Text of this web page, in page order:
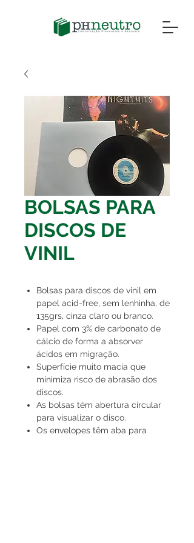
BOLSAS PARA
DISCOS DE
VINIL
Bolsas para discos de vinil em
papel acid-free, sem lenhinha, de
135grs, cinza claro ou branco.
Papel com 3% de carbonato de
cálcio de forma a absorver
ácidos em migração.
Superfície muito macia que
minimiza risco de abrasão dos
discos.
As bolsas têm abertura circular
para visualizar o disco.
Os envelopes têm aba para